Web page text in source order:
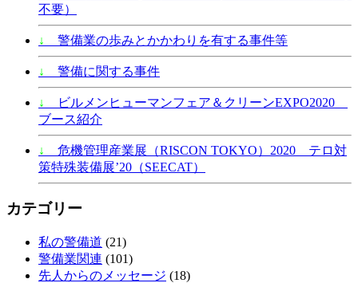
不要）
↓ 警備業の歩みとかかわりを有する事件等
↓ 警備に関する事件
↓
ビルメンヒューマンフェア＆クリーンEXPO2020
ブース紹介
↓
危機管理産業展（RISCON TOKYO）2020 テロ対
策特殊装備展’20（SEECAT）
カテゴリー
私の警備道 (21)
警備業関連 (101)
先人からのメッセージ (18)